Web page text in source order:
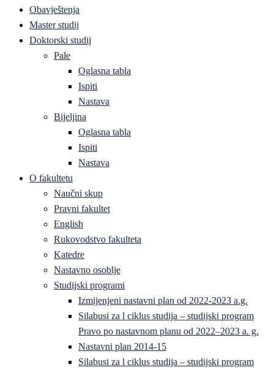
Obavještenja
Master studij
Doktorski studij
Pale
Oglasna tabla
Ispiti
Nastava
Bijeljina
Oglasna tabla
Ispiti
Nastava
O fakultetu
Naučni skup
Pravni fakultet
English
Rukovodstvo fakulteta
Katedre
Nastavno osoblje
Studijski programi
Izmijenjeni nastavni plan od 2022-2023 a.g.
Silabusi za l ciklus studija – studijski program
Pravo po nastavnom planu od 2022–2023 a. g.
Nastavni plan 2014-15
Silabusi za l ciklus studija – studijski program